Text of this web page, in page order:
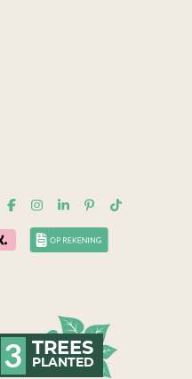
3 TREES
PLANTED